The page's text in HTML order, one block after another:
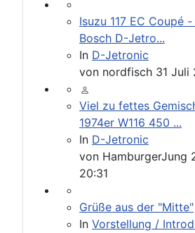
Isuzu 117 EC Coupé
Bosch D-Jetro...
In D-Jetronic
von nordfisch 31 Juli
Viel zu fettes
1974er W116 450 ...
In D-Jetronic
von HamburgerJung
20:31
Grüße aus der "Mitte"
In Vorstellung /